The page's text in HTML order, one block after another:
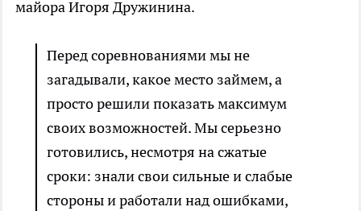
майора Игоря Дружинина.
Перед соревнованиями мы не
загадывали, какое место займем, а
просто решили показать максимум
своих возможностей. Мы серьезно
готовились, несмотря на сжатые
сроки: знали свои сильные и слабые
стороны и работали над ошибками,